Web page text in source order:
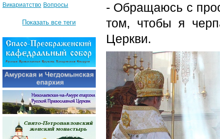
- Обращаюсь с
том, чтобы я
Церкви.
Викариатство Вопросы
Показать все теги